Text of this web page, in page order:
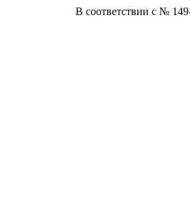
В соответствии с №